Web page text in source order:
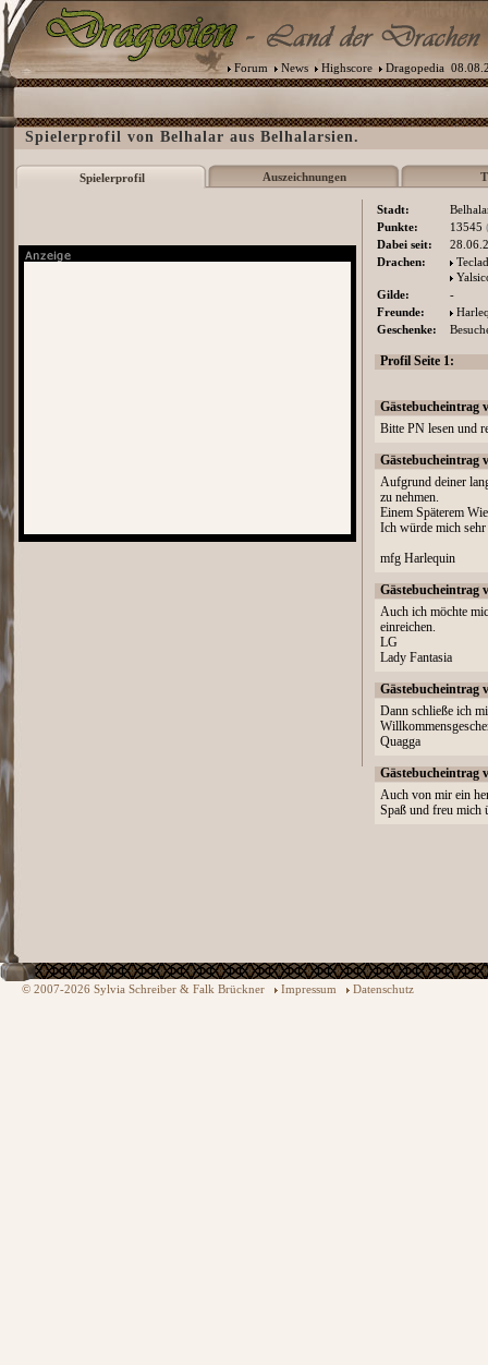
Forum News Highscore Dragopedia
Spielerprofil von Belhalar aus Belhalarsien.
Spielerprofil Auszeichnungen
Stadt:
Punkte:
13545
Dabei seit:
Drachen:
Gilde:
-
Freunde:
Geschenke:
Profil Seite 1:
Gästebucheintrag
Bitte PN lesen und
Gästebucheintrag
Aufgrund deiner
zu nehmen.
Einem Späterem
Ich würde mich
mfg Harlequin
Gästebucheintrag
Auch ich möchte
einreichen.
LG
Lady Fantasia
Gästebucheintrag
Dann schließe ich
Quagga
Gästebucheintrag
Auch von mir ein
Spaß und freu mich
© 2007-2026 Sylvia Schreiber & Falk Brückner Impressum Datenschutz